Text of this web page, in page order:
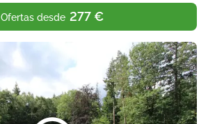
Ofertas desde 277 €